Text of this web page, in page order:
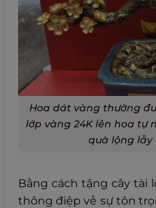
Hoa dát vàng thường
lớp vàng 24K lên hoa tự
quà lộng lẫy
Bằng cách tặng cây tài
thông điệp về sự tôn